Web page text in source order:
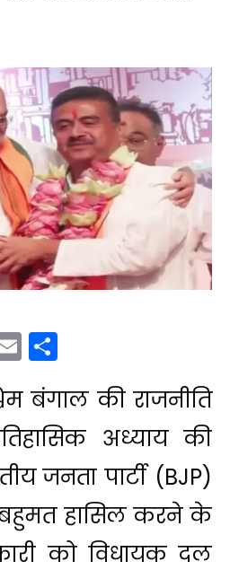
Email
बंगाल की राजनीति
अध्याय की
जनता पार्टी (BJP)
बहुमत हासिल करने के
को विधायक दल